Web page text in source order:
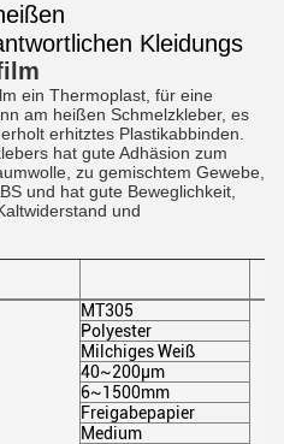
Kleidungs
ein Thermoplast, für eine
am heißen Schmelzkleber, es
erhitztes Plastikabbinden.
hat gute Adhäsion zum
zu gemischtem Gewebe,
und hat gute Beweglichkeit,
und
MT305
Polyester
Milchiges Weiß
40~200μm
6~1500mm
Freigabepapier
Medium